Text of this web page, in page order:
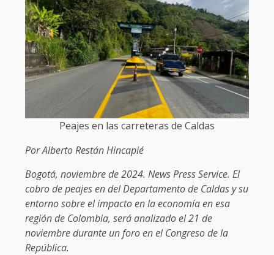
Peajes en las carreteras de Caldas
Por Alberto Restán Hincapié
Bogotá, noviembre de 2024. News Press Service. El
cobro de peajes en del Departamento de Caldas y su
entorno sobre el impacto en la economía en esa
región de Colombia, será analizado el 21 de
noviembre durante un foro en el Congreso de la
República.